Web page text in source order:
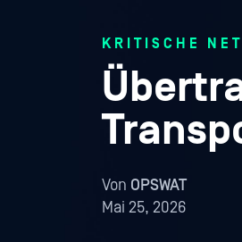
KRITISCHE
Von OPSWAT
Mai 25, 2026